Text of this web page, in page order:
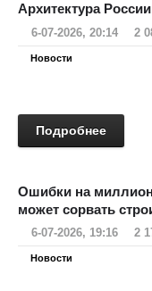
Архитектура
6-07-2026, 20:14 2
Новости
Подробнее
Ошибки на
может сорвать
6-07-2026, 19:16 2
Новости